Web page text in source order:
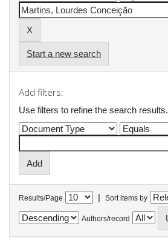
Start a new search
Add filters:
Use filters to refine the search results.
Results/Page | Sort items by
Authors/record